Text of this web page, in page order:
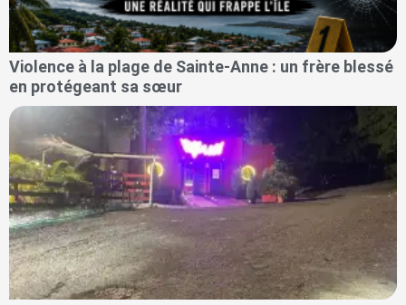
Violence à la plage de Sainte-Anne : un frère blessé
en protégeant sa sœur